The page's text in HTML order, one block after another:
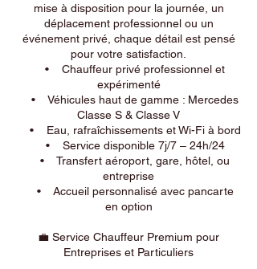
mise à disposition pour la journée, un
déplacement professionnel ou un
événement privé, chaque détail est pensé
pour votre satisfaction.
• Chauffeur privé professionnel et
expérimenté
• Véhicules haut de gamme : Mercedes
Classe S & Classe V
• Eau, rafraîchissements et Wi-Fi à bord
• Service disponible 7j/7 – 24h/24
• Transfert aéroport, gare, hôtel, ou
entreprise
• Accueil personnalisé avec pancarte
en option
💼 Service Chauffeur Premium pour
Entreprises et Particuliers